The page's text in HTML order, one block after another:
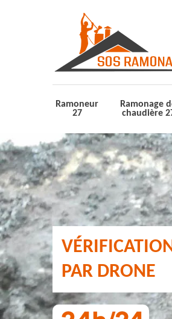
Ramoneur
27
Ramonage
chaudière
PAR DRONE